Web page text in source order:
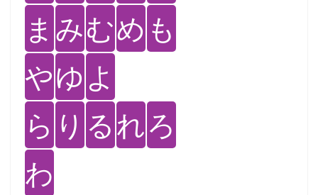
ま みむめ も
やゆ よ
ら り るれろ
わ